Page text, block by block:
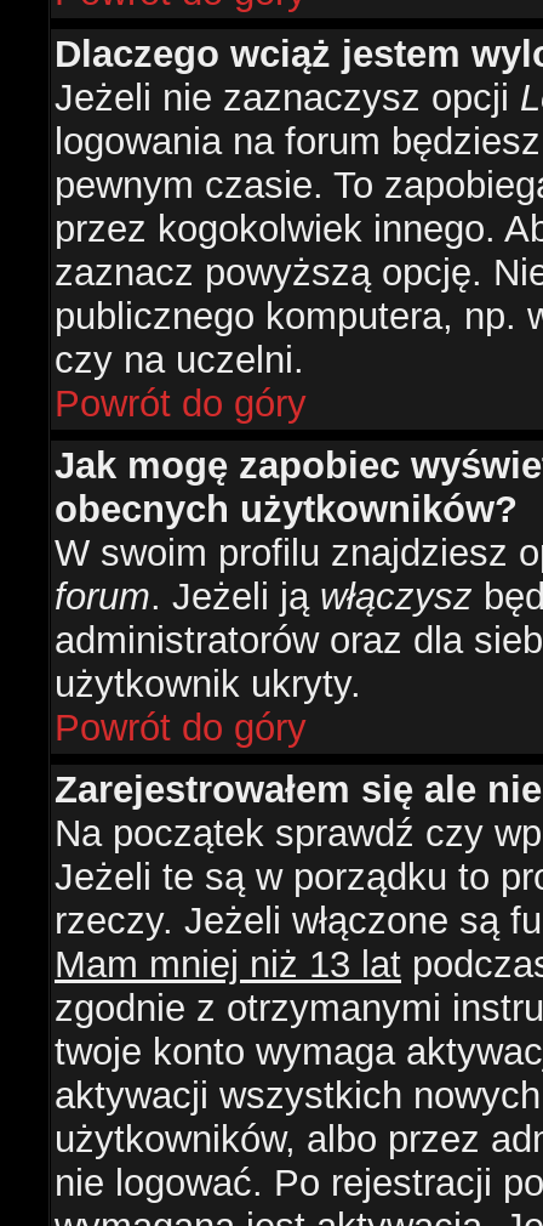
Dlaczego wciąż jestem
Jeżeli nie zaznaczysz opcji
logowania na forum
pewnym czasie. To
przez kogokolwiek innego.
zaznacz powyższą opcję.
publicznego komputera, np.
czy na uczelni.
Powrót do góry
Jak mogę zapobiec
obecnych użytkowników?
W swoim profilu znajdziesz
forum. Jeżeli ją włączysz
administratorów oraz dla
użytkownik ukryty.
Powrót do góry
Zarejestrowałem się ale
Na początek sprawdź czy
Jeżeli te są w porządku to
rzeczy. Jeżeli włączone są
Mam mniej niż 13 lat
zgodnie z otrzymanymi
twoje konto wymaga
aktywacji wszystkich
użytkowników, albo przez
nie logować. Po rejestracji